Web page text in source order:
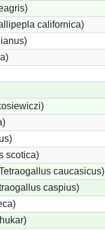
californica)
scotica)
caucasicus)
caspius)